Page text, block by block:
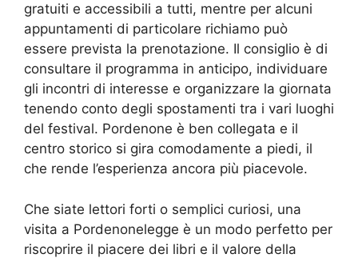
gratuiti e accessibili a tutti, mentre per alcuni
appuntamenti di particolare richiamo può
essere prevista la prenotazione. Il consiglio è di
consultare il programma in anticipo, individuare
gli incontri di interesse e organizzare la giornata
tenendo conto degli spostamenti tra i vari luoghi
del festival. Pordenone è ben collegata e il
centro storico si gira comodamente a piedi, il
che rende l’esperienza ancora più piacevole.
Che siate lettori forti o semplici curiosi, una
visita a Pordenonelegge è un modo perfetto per
riscoprire il piacere dei libri e il valore della